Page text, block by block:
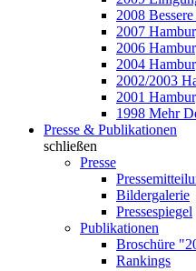
2008
2007
2006
2004
2002/2003
2001
1998 Mehr
Presse & Publikationen
schließen
Presse
Bildergalerie
Pressespiegel
Publikationen
Broschüre
Rankings